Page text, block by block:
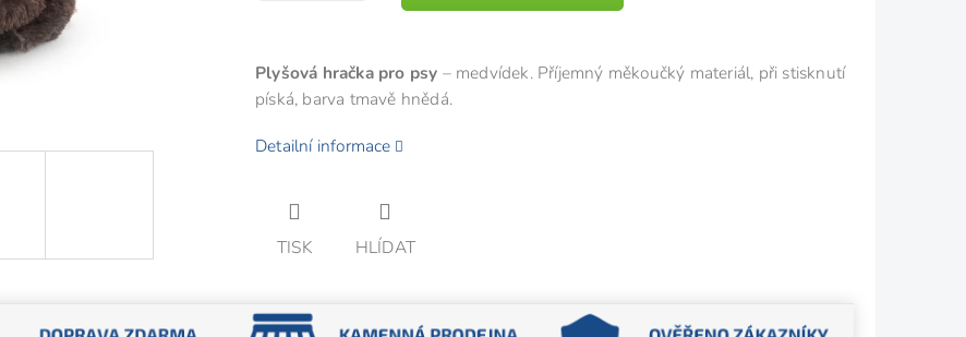
Plyšová hračka pro psy – medvídek. Příjemný měkoučký materiál, při stisknutí
píská, barva tmavě hnědá.
Detailní informace
TISK HLÍDAT